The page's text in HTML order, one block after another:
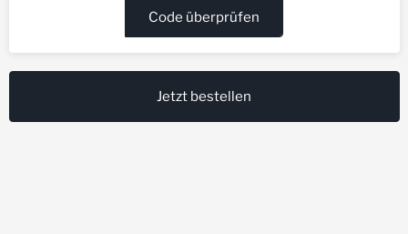
Code überprüfen
Jetzt bestellen